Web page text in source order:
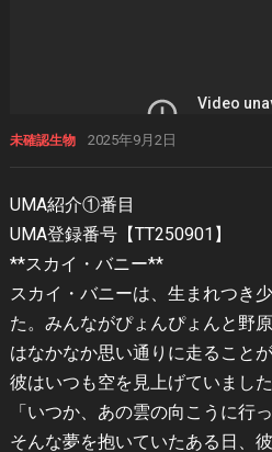
未確認生物 2025年9月2日
UMA紹介①番目
UMA登録番号【TT250901】
**スカイ・バニー**
スカイ・バニーは、生まれつき
た。みんながぴょんぴょんと野
はなかなか思い通りに走ること
彼はいつも空を見上げていました
「いつか、あの雲の向こうに行
そんな夢を抱いていたある日、